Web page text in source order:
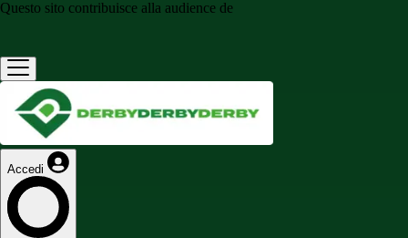
Questo sito contribuisce alla audience de
Accedi